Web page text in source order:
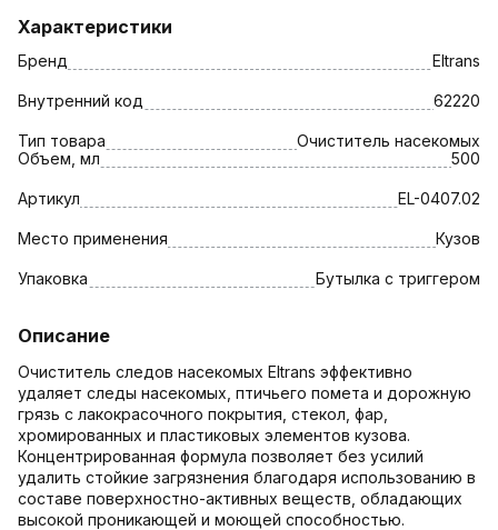
Характеристики
Бренд Eltrans
Внутренний код 62220
Тип товара
Очиститель насекомых
Объем, мл
500
Артикул EL-0407.02
Место применения Кузов
Упаковка Бутылка с триггером
Описание
Очиститель следов насекомых Eltrans эффективно
удаляет следы насекомых, птичьего помета и дорожную
грязь с лакокрасочного покрытия, стекол, фар,
хромированных и пластиковых элементов кузова.
Концентрированная формула позволяет без усилий
удалить стойкие загрязнения благодаря использованию в
составе поверхностно-активных веществ, обладающих
высокой проникающей и моющей способностью.